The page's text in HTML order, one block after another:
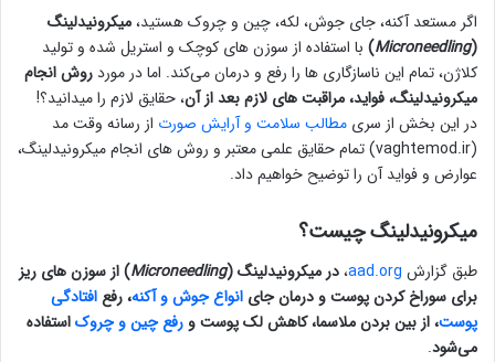
اگر مستعد آکنه، جای جوش، لکه، چین و چروک هستید،میکرونیدلینگ
(
Microneedling
) با استفاده از سوزن های کوچک و استریل شده و تولید
کلاژن، تمام این ناسازگاری ها را رفع و درمان می‌کند. اما در موردروش انجام
میکرونیدلینگ، فواید، مراقبت های لازم بعد از آن، حقایق لازم را میدانید؟!
در این بخش از سری مطالب سلامت و آرایش صورت از رسانه وقت مد
(vaghtemod.ir) تمام حقایق علمی معتبر و روش های انجام میکرونیدلینگ،
عوارض و فواید آن را توضیح خواهیم داد.
میکرونیدلینگ چیست؟
طبق گزارش aad.org،در میکرونیدلینگ (Microneedling) از سوزن های ریز
برای سوراخ کردن پوست و درمان جای انواع جوش و آکنه، رفعافتادگی
پوست، از بین بردن ملاسما، کاهش لک پوست و رفع چین و چروکاستفاده
می‌شود.